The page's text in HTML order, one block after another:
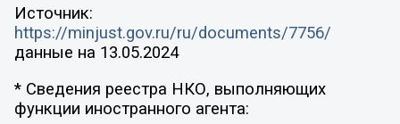
Источник:
https://minjust.gov.ru/ru/documents/7756/
данные на 13.05.2024
* Сведения реестра НКО, выполняющих
функции иностранного агента: